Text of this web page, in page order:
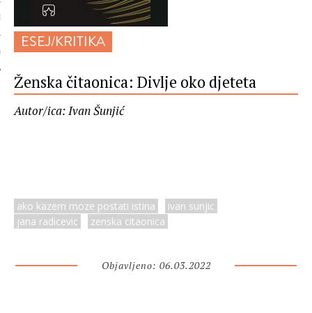
ESEJ/KRITIKA
Ženska čitaonica: Divlje oko djeteta
Autor/ica: Ivan Šunjić
ako kazem moze postati istina
ivan sunjic
jana radicevic
zenska citaonica
Objavljeno: 06.03.2022